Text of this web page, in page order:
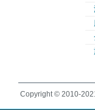
Copyright © 2010-